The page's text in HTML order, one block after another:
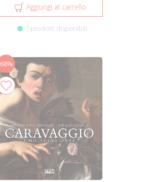
Aggiungi al carrello
7 prodotti disponibili
68%